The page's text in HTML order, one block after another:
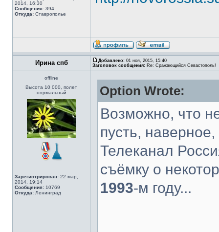
2014, 16:30
Сообщения: 394
Откуда: Ставрополье
Ирина спб Добавлено: 01 ноя, 2015, 15:40
Заголовок сообщения: Re: Сражающийся Севастополь!
offline
Высота 10 000, полет
нормальный
Зарегистрирован: 22 мар,
2014, 19:14
Сообщения: 10769
Откуда: Ленинград
Option Wrote:
Возможно, что
пусть,
Телеканал
съёмку о
1993-м году...